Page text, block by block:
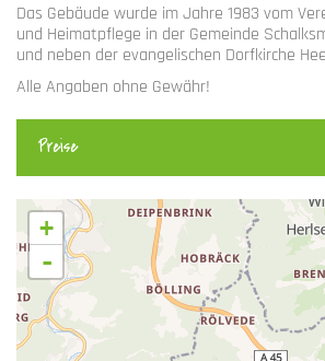
Das Gebäude wurde im Jahre 1983 vom
und Heimatpflege in der Gemeinde
und neben der evangelischen Dorfkirche
Alle Angaben ohne Gewähr!
Preise
+
-